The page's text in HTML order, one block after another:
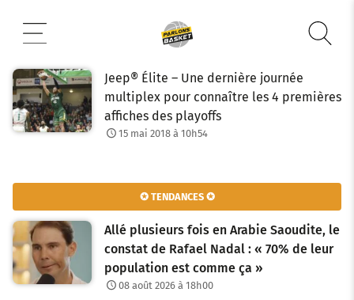
contenu
Jeep® Élite – Une dernière journée
multiplex pour connaître les 4 premières
affiches des playoffs
15 mai 2018 à 10h54
✪ TENDANCES ✪
Allé plusieurs fois en Arabie Saoudite, le
constat de Rafael Nadal : « 70% de leur
population est comme ça »
08 août 2026 à 18h00